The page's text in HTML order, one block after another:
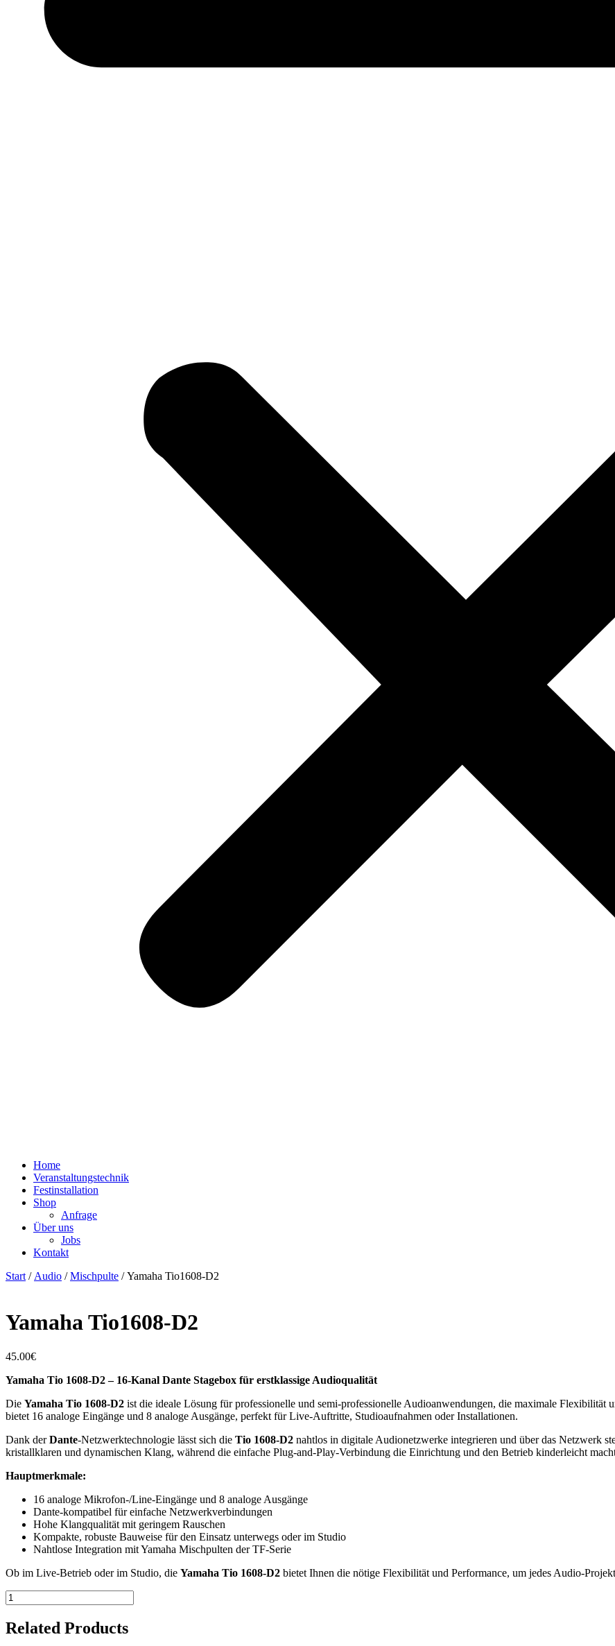
Home
Veranstaltungstechnik
Festinstallation
Shop
Anfrage
Über uns
Jobs
Kontakt
Start / Audio /Mischpulte / Yamaha Tio1608-D2
Yamaha Tio1608-D2
45.00€
Yamaha Tio 1608-D2 – 16-Kanal Dante Stagebox für erstklassige Audioqualität
Die Yamaha Tio 1608-D2 ist die ideale Lösung für professionelle und semi-professionelle Audioanwendungen, die maximale Flexibilität
bietet 16 analoge Eingänge und 8 analoge Ausgänge, perfekt für Live-Auftritte, Studioaufnahmen oder Installationen.
Dank derDante-Netzwerktechnologie lässt sich die Tio 1608-D2 nahtlos in digitale Audionetzwerke integrieren und über das Netzwerk
kristallklaren und dynamischen Klang, während die einfache Plug-and-Play-Verbindung die Einrichtung und den Betrieb kinderleicht
Hauptmerkmale:
16 analoge Mikrofon-/Line-Eingänge und 8 analoge Ausgänge
Dante-kompatibel für einfache Netzwerkverbindungen
Hohe Klangqualität mit geringem Rauschen
Kompakte, robuste Bauweise für den Einsatz unterwegs oder im Studio
Nahtlose Integration mit Yamaha Mischpulten der TF-Serie
Ob im Live-Betrieb oder im Studio, die Yamaha Tio 1608-D2 bietet Ihnen die nötige Flexibilität und Performance, um jedes Audio-
Yamaha
Tio1608-
D2
Menge
Related Products